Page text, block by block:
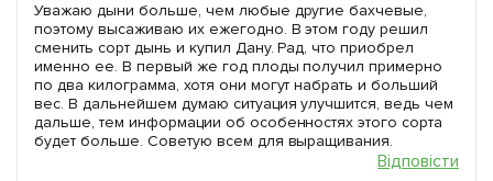
Уважаю дыни больше, чем любые другие бахчевые,
поэтому высаживаю их ежегодно. В этом году решил
сменить сорт дынь и купил Дану. Рад, что приобрел
именно ее. В первый же год плоды получил примерно
по два килограмма, хотя они могут набрать и больший
вес. В дальнейшем думаю ситуация улучшится, ведь чем
дальше, тем информации об особенностях этого сорта
будет больше. Советую всем для выращивания.
Відповісти